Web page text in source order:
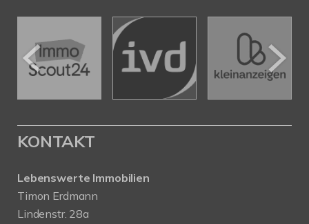
KONTAKT
Lebenswerte Immobilien
Timon Erdmann
Lindenstr. 28a